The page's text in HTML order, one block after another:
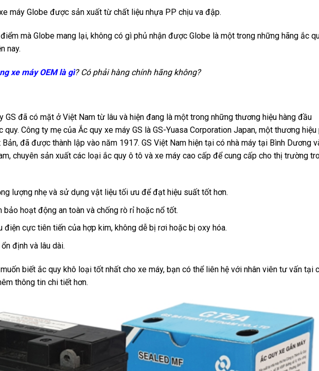
máy Globe được sản xuất từ chất liệu nhựa PP chịu va đập.
mà Globe mang lại, không có gì phủ nhận được Globe là một trong những hãng ắc
nay.
xe máy OEM là gì? Có phải hàng chính hãng không?
GS đã có mặt ở Việt Nam từ lâu và hiện đang là một trong những thương hiệu hàng đầu
quy. Công ty mẹ của Ắc quy xe máy GS là GS-Yuasa Corporation Japan, một thương hiệu
Bản, đã được thành lập vào năm 1917. GS Việt Nam hiện tại có nhà máy tại Bình Dương
chuyên sản xuất các loại ắc quy ô tô và xe máy cao cấp để cung cấp cho thị trường
lượng nhẹ và sử dụng vật liệu tối ưu để đạt hiệu suất tốt hơn.
bảo hoạt động an toàn và chống rò rỉ hoặc nổ tốt.
điện cực tiên tiến của hợp kim, không dễ bị rơi hoặc bị oxy hóa.
định và lâu dài.
biết ắc quy khô loại tốt nhất cho xe máy, bạn có thể liên hệ với nhân viên tư vấn tại
thông tin chi tiết hơn.